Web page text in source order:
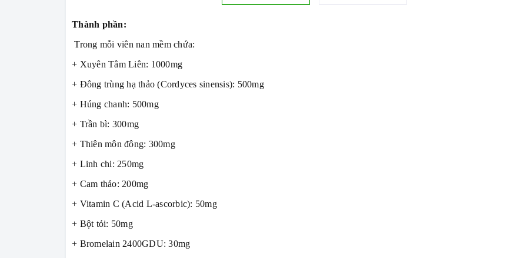
Thành phần:
Trong mỗi viên nan mềm chứa:
+ Xuyên Tâm Liên: 1000mg
+ Đông trùng hạ thảo (Cordyces sinensis): 500mg
+ Húng chanh: 500mg
+ Trần bì: 300mg
+ Thiên môn đông: 300mg
+ Linh chi: 250mg
+ Cam thảo: 200mg
+ Vitamin C (Acid L-ascorbic): 50mg
+ Bột tỏi: 50mg
+ Bromelain 2400GDU: 30mg